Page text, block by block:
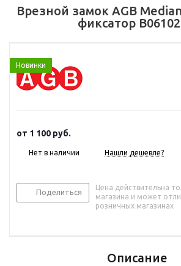
Врезной замок AGB
фиксатор
Новинки
от 1 100 руб.
Нет в наличии Нашли дешевле?
Поделиться
Цена действительна
магазина и может
розничных магазинах
Описание